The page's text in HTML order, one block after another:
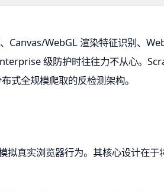
Canvas/WebGL 渲染特征识别、
级防护时往往力不从心。
式全规模爬取的反检测架构。
真实浏览器行为。其核心设计在于